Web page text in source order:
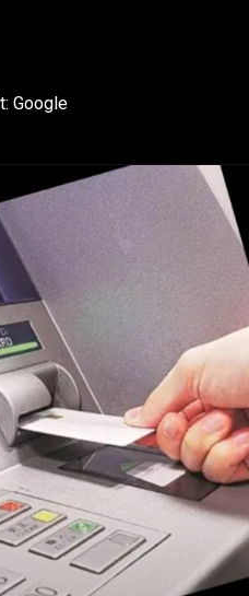
Google